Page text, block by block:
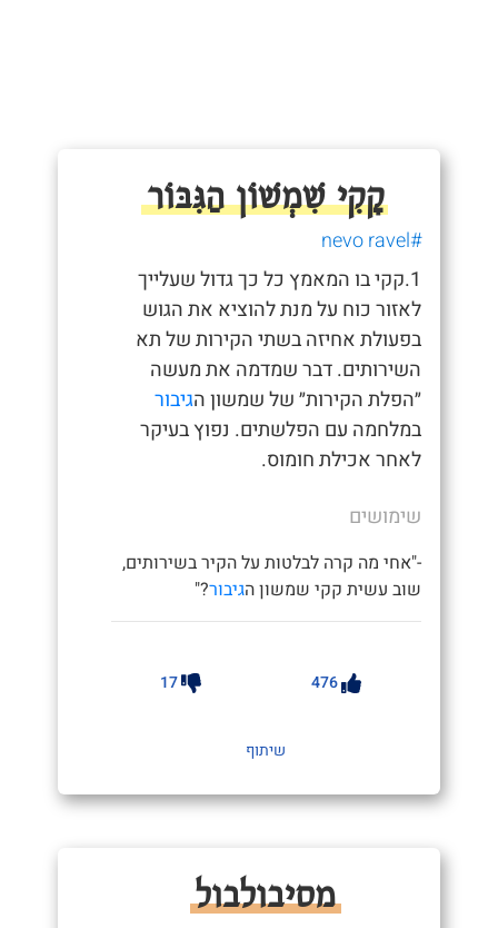
קָקִי שִׁמְשׁוֹן הַגִּבּוֹר
#nevo ravel
1.קקי בו המאמץ כל כך גדול שעלייך
לאזור כוח על מנת להוציא את הגוש
בפעולת אחיזה בשתי הקירות של תא
השירותים. דבר שמדמה את מעשה
״הפלת הקירות״ של שמשון הגיבור
במלחמה עם הפלשתים. נפוץ בעיקר
לאחר אכילת חומוס.
שימושים
-"אחי מה קרה לבלטות על הקיר בשירותים,
שוב עשית קקי שמשון הגיבור?"
476
17
שיתוף
מסיבולבול